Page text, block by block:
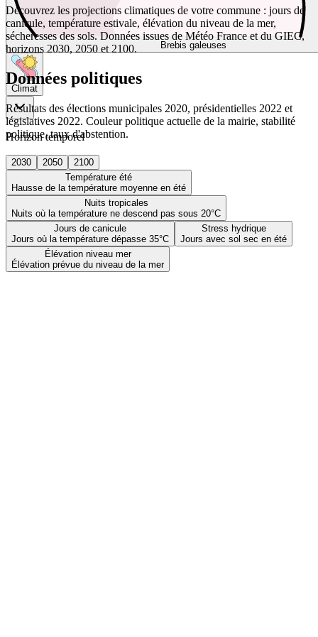
Brebis galeuses
Climat
Horizon temporel
2030 2050
2100
Température été
Hausse de la température moyenne en été
Nuits tropicales
Nuits où la température ne descend pas sous 20°C
Jours de canicule
Jours où la température dépasse 35°C
Stress hydrique
Jours avec sol sec en été
Élévation niveau mer
Élévation prévue du niveau de la mer
Découvrez les projections climatiques de votre commune : jours de
canicule, température estivale, élévation du niveau de la mer,
sécheresses des sols. Données issues de Météo France et du GIEC,
horizons 2030, 2050 et 2100.
Données politiques
Résultats des élections municipales 2020, présidentielles 2022 et
législatives 2022. Couleur politique actuelle de la mairie, stabilité
politique, taux d'abstention.